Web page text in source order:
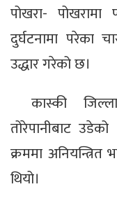
पोखरा- पोखरामा
दुर्घटनामा परेका
उद्धार गरेको छ।
कास्की
तोरेपानीबाट उडेको
क्रममा
थियो।